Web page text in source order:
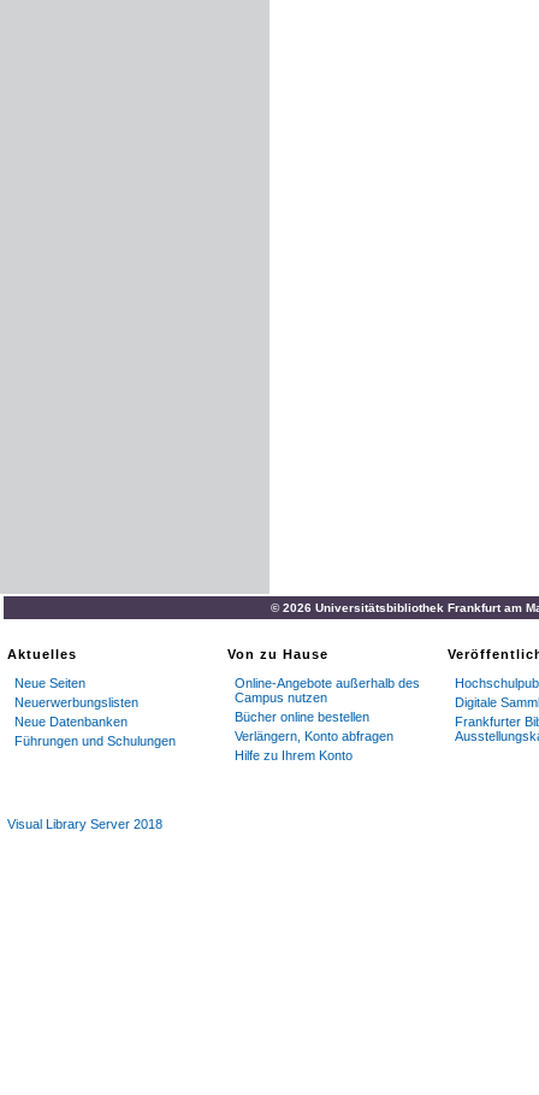
© 2026 Universitätsbibliothek Frankfurt am
Aktuelles
Neue Seiten
Neuerwerbungslisten
Neue Datenbanken
Führungen und Schulungen
Von zu Hause
Online-Angebote außerhalb des
Campus nutzen
Bücher online bestellen
Verlängern, Konto abfragen
Hilfe zu Ihrem Konto
Digitale
Frankfurter
Visual Library Server 2018